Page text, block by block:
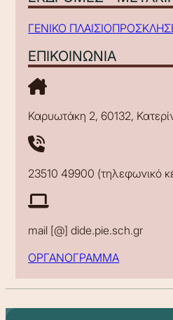
ΓΕΝΙΚΟ ΠΛΑΙΣΙΟ
ΕΠΙΚΟΙΝΩΝΙΑ
Καρυωτάκη 2, 60132,
23510 49900 (τηλεφωνικό
mail [@] dide.pie.sch.gr
ΟΡΓΑΝΟΓΡΑΜΜΑ